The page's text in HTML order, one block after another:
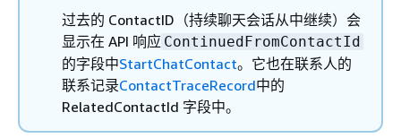
过去的 ContactID（持续聊天会话从中继续）会
显示在 API 响应 ContinuedFromContactId
的字段中StartChatContact。它也在联系人的
联系记录ContactTraceRecord中的
RelatedContactId 字段中。